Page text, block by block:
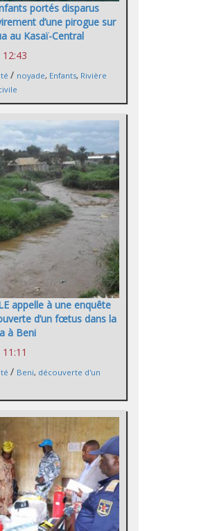
portés disparus
d’une pirogue sur
au Kasaï-Central
/ noyade, Enfants, Rivière
appelle à une enquête
d’un fœtus dans la
à Beni
/ Beni, découverte d'un